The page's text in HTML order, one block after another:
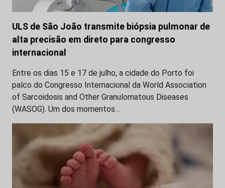
ULS de São João transmite biópsia pulmonar de
alta precisão em direto para congresso
internacional
Entre os dias 15 e 17 de julho, a cidade do Porto foi
palco do Congresso Internacional da World Association
of Sarcoidosis and Other Granulomatous Diseases
(WASOG). Um dos momentos…